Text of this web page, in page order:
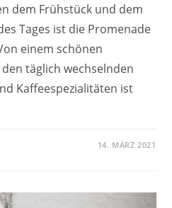
dem Frühstück und dem
Tages ist die Promenade
einem schönen
täglich wechselnden
Kaffeespezialitäten ist
14. MÄRZ 2021